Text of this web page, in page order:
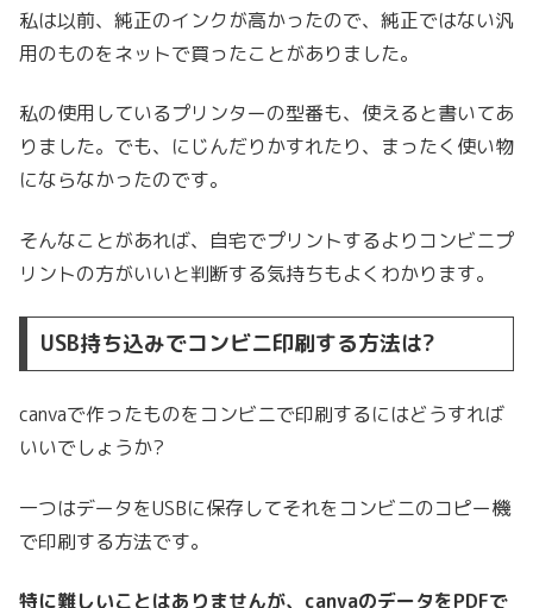
私は以前、純正のインクが高かったので、純正ではない汎
用のものをネットで買ったことがありました。
私の使用しているプリンターの型番も、使えると書いてあ
りました。でも、にじんだりかすれたり、まったく使い物
にならなかったのです。
そんなことがあれば、自宅でプリントするよりコンビニプ
リントの方がいいと判断する気持ちもよくわかります。
USB持ち込みでコンビニ印刷する方法は?
canvaで作ったものをコンビニで印刷するにはどうすれば
いいでしょうか?
一つはデータをUSBに保存してそれをコンビニのコピー機
で印刷する方法です。
特に難しいことはありませんが、canvaのデータをPDFで